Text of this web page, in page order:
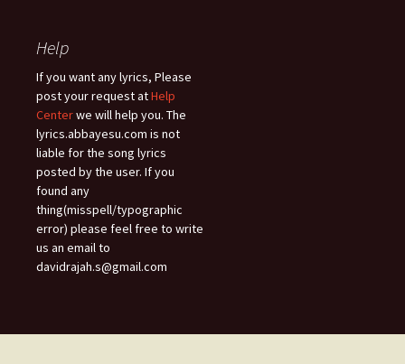
Help
If you want any lyrics, Please
post your request atHelp
Centerwe will help you. The
lyrics.abbayesu.com is not
liable for the song lyrics
posted by the user. If you
found any
thing(misspell/typographic
error) please feel free to write
us an email to
davidrajah.s@gmail.com